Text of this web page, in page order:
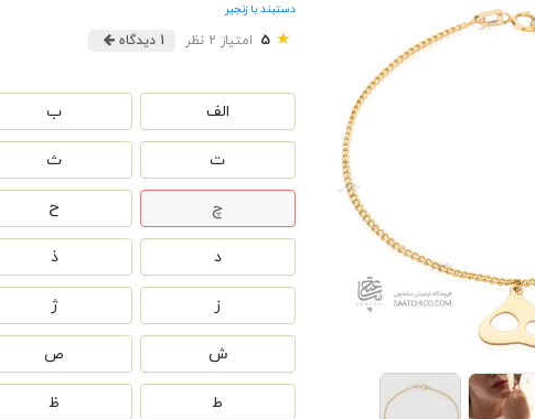
دستبند با زنجیر
★
5 امتیاز 2 نظر 1 دیدگاه
الف ب
ت ث
چ ح
د ذ
ز ژ
ش ص
ط ظ